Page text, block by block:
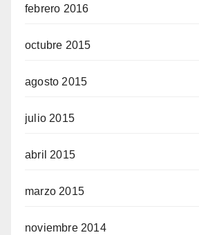
febrero 2016
octubre 2015
agosto 2015
julio 2015
abril 2015
marzo 2015
noviembre 2014